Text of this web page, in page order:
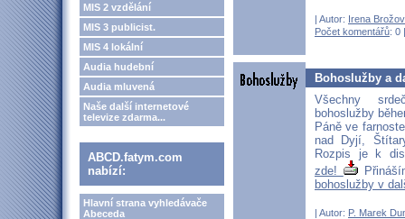
MIS 2 vzdělání
MIS 3 publicist.
MIS 4 lokální
Audia hudební
Audia mluvená
Naše další internetové
televize zdarma...
ABCD.fatym.com
nabízí:
Hlavní strana vyhledávače
Abeceda
| Autor: Irena
Počet komentářů: 0
Bohoslužby a
Všechny
bohoslužby
Páně ve
nad Dyjí,
Rozpis je k
zde!
bohoslužby v
| Autor: P. Marek